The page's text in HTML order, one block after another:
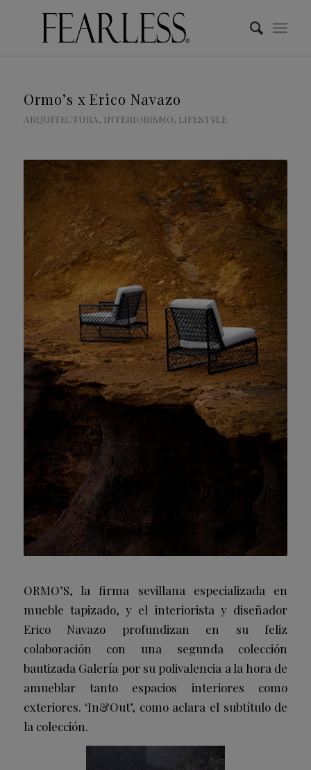
Ormo’s x Erico Navazo
ARQUITECTURA, INTERIORISMO, LIFESTYLE
ORMO’S, la firma sevillana especializada en
mueble tapizado, y el interiorista y diseñador
Erico Navazo profundizan en su feliz
colaboración con una segunda colección
bautizada Galería por su polivalencia a la hora de
amueblar tanto espacios interiores como
exteriores. ‘In&Out’, como aclara el subtítulo de
la colección.